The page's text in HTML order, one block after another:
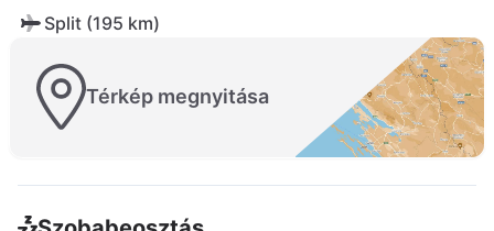
Split (195 km)
Térkép megnyitása